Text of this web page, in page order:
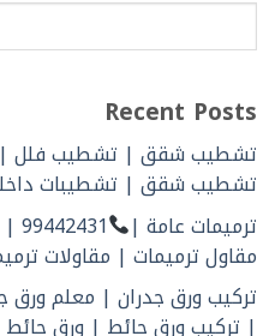
Recent Posts
تشطيب شقق | تشطيب فلل |
تشطيب شقق | تشطيبات
ترميمات عامة |
مقاول ترميمات | مقاولات
تركيب ورق جدران | معلم ورق
| تركيب ورق حائط | ورق